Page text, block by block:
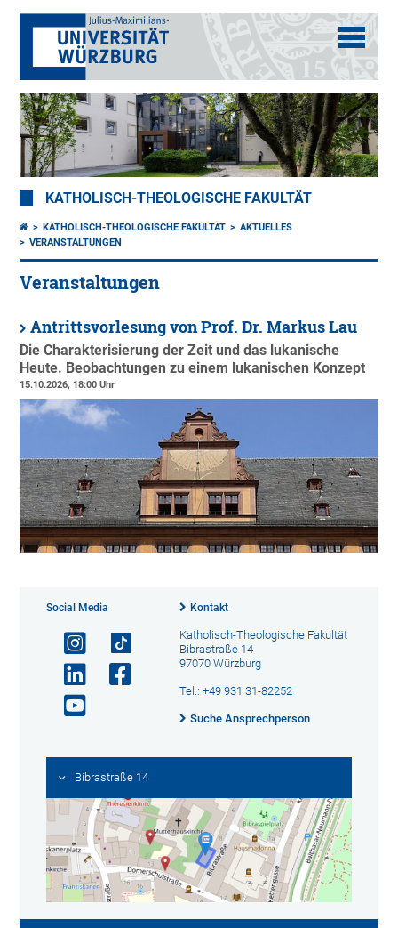
KATHOLISCH-THEOLOGISCHE FAKULTÄT
KATHOLISCH-THEOLOGISCHE FAKULTÄT
AKTUELLES
VERANSTALTUNGEN
Veranstaltungen
Antrittsvorlesung von Prof. Dr. Markus Lau
Die Charakterisierung der Zeit und das lukanische
Heute. Beobachtungen zu einem lukanischen Konzept
15.10.2026, 18:00 Uhr
Social Media Kontakt
Katholisch-Theologische Fakultät
Bibrastraße 14
97070 Würzburg
Tel.: +49 931 31-82252
Suche Ansprechperson
Bibrastraße 14